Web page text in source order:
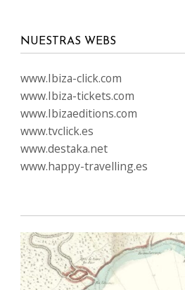
NUESTRAS WEBS
www.Ibiza-click.com
www.Ibiza-tickets.com
www.Ibizaeditions.com
www.tvclick.es
www.destaka.net
www.happy-travelling.es